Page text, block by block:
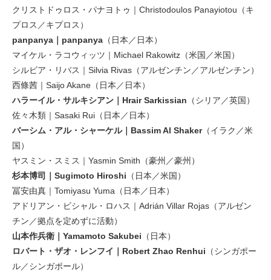
クリストドゥロス・パナヨトゥ｜Christodoulos Panayiotou（キ
プロス／キプロス）
panpanya｜panpanya （日本／日本）
マイケル・ラコウィッツ｜Michael Rakowitz（米国／米国）
シルビア・リバス｜Silvia Rivas（アルゼンチン／アルゼンチン）
西條茜｜Saijo Akane（日本／日本）
ハラーイル・サルキシアン｜Hrair Sarkissian （シリア／英国）
佐々木類｜Sasaki Rui（日本／日本）
バーシム・アル・シャーケル｜Bassim Al Shaker（イラク／米
国）
ヤスミン・スミス｜Yasmin Smith（豪州／豪州）
杉本博司｜Sugimoto Hiroshi （日本／米国）
冨安由真｜Tomiyasu Yuma（日本／日本）
アドリアン・ビシャル・ロハス｜Adrián Villar Rojas（アルゼン
チン／拠点を定めずに活動）
山本作兵衛｜Yamamoto Sakubei （日本）
ロバート・ザオ・レンフイ｜Robert Zhao Renhui （シンガポー
ル／シンガポール）